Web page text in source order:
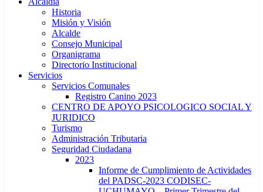
Historia
Misión y Visión
Alcalde
Consejo Municipal
Organigrama
Directorio Institucional
Servicios
Servicios Comunales
Registro Canino 2023
CENTRO DE APOYO PSICOLOGICO SOCIAL Y
JURIDICO
Turismo
Administración Tributaria
Seguridad Ciudadana
2023
Informe de Cumplimiento de Actividades
del PADSC-2023 CODISEC-